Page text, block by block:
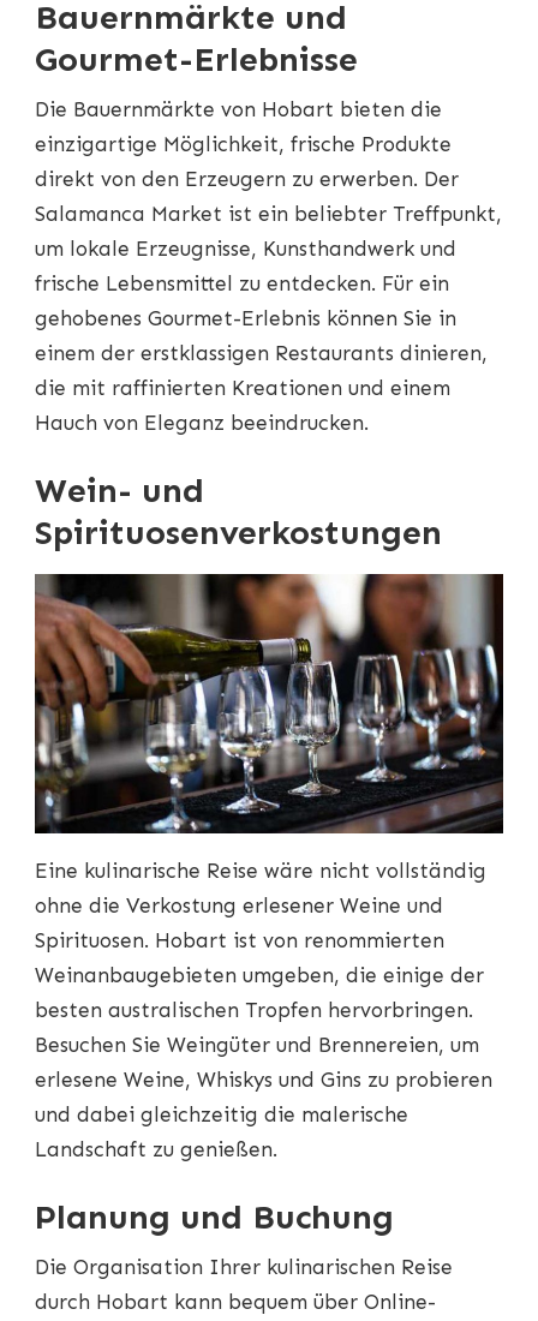
Bauernmärkte und
Gourmet-Erlebnisse
Die Bauernmärkte von Hobart bieten die
einzigartige Möglichkeit, frische Produkte
direkt von den Erzeugern zu erwerben. Der
Salamanca Market ist ein beliebter Treffpunkt,
um lokale Erzeugnisse, Kunsthandwerk und
frische Lebensmittel zu entdecken. Für ein
gehobenes Gourmet-Erlebnis können Sie in
einem der erstklassigen Restaurants dinieren,
die mit raffinierten Kreationen und einem
Hauch von Eleganz beeindrucken.
Wein- und
Spirituosenverkostungen
Eine kulinarische Reise wäre nicht vollständig
ohne die Verkostung erlesener Weine und
Spirituosen. Hobart ist von renommierten
Weinanbaugebieten umgeben, die einige der
besten australischen Tropfen hervorbringen.
Besuchen Sie Weingüter und Brennereien, um
erlesene Weine, Whiskys und Gins zu probieren
und dabei gleichzeitig die malerische
Landschaft zu genießen.
Planung und Buchung
Die Organisation Ihrer kulinarischen Reise
durch Hobart kann bequem über Online-